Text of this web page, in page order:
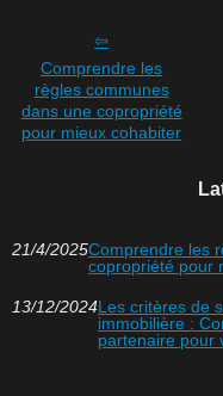
Comprendre les
règles communes
dans une copropriété
pour mieux cohabiter
21/4/2025Comprendre les
copropriété pour
13/12/2024Les critères de
immobilière :
partenaire pour